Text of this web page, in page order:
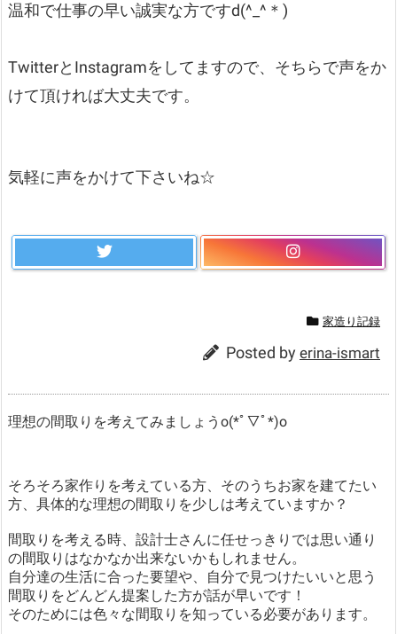
温和で仕事の早い誠実な方ですd(^_^＊)
TwitterとInstagramをしてますので、そちらで声をか
けて頂ければ大丈夫です。
気軽に声をかけて下さいね☆
家造り記録
Posted by erina-ismart
理想の間取りを考えてみましょうo(*ﾟ▽ﾟ*)o
そろそろ家作りを考えている方、そのうちお家を建てたい
方、具体的な理想の間取りを少しは考えていますか？
間取りを考える時、設計士さんに任せっきりでは思い通り
の間取りはなかなか出来ないかもしれません。
自分達の生活に合った要望や、自分で見つけたいいと思う
間取りをどんどん提案した方が話が早いです！
そのためには色々な間取りを知っている必要があります。